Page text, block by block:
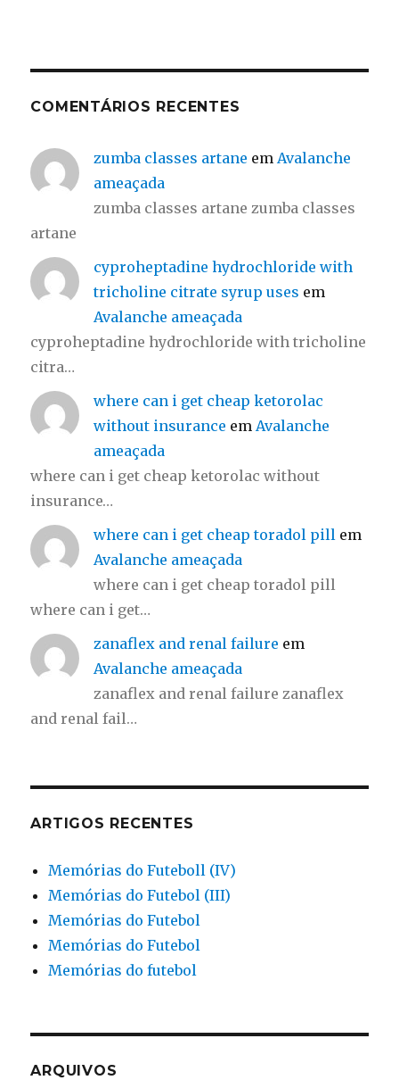
COMENTÁRIOS RECENTES
zumba classes artane em Avalanche
ameaçada
zumba classes artane zumba classes
artane
cyproheptadine hydrochloride with
tricholine citrate syrup uses em
Avalanche ameaçada
cyproheptadine hydrochloride with tricholine
citra…
where can i get cheap ketorolac
without insurance em Avalanche
ameaçada
where can i get cheap ketorolac without
insurance…
where can i get cheap toradol pill em
Avalanche ameaçada
where can i get cheap toradol pill
where can i get…
zanaflex and renal failure em
Avalanche ameaçada
zanaflex and renal failure zanaflex
and renal fail…
ARTIGOS RECENTES
Memórias do Futeboll (IV)
Memórias do Futebol (III)
Memórias do Futebol
Memórias do Futebol
Memórias do futebol
ARQUIVOS